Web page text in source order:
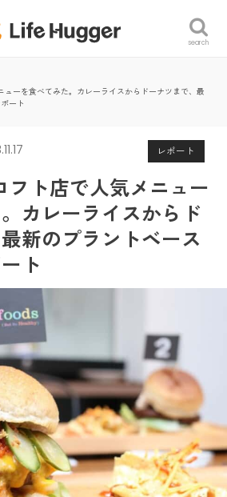
search
ーを食べてみた。カレーライスからドーナツまで、最
ート
レポート
ト店で人気メニュー
カレーライスからド
新のプラントベース
ト